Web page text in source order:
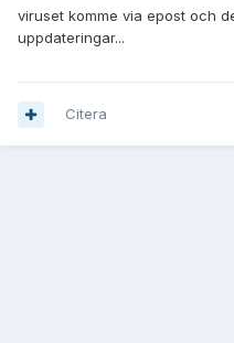
viruset komme via epost och
uppdateringar...
Citera